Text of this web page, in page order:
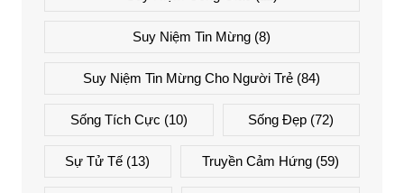
Suy Niệm Tin Mừng (8)
Suy Niệm Tin Mừng Cho Người Trẻ (84)
Sống Tích Cực (10) Sống Đẹp (72)
Sự Tử Tế (13) Truyền Cảm Hứng(59)